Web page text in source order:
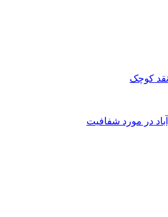
در مورد شفافیت